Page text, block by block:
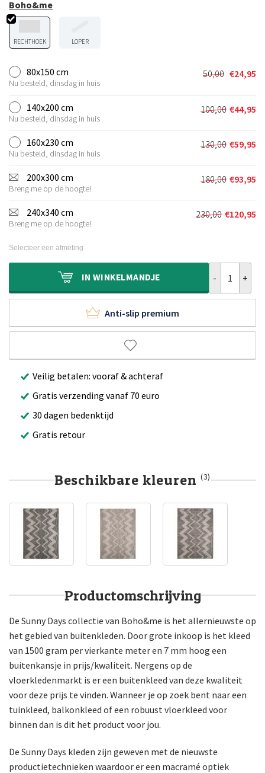
Boho&me
RECHTHOEK LOPER
80x150 cm
Nu besteld, dinsdag in huis
50,00
prijs
was:
€50,00.
€24,95
Huidige
prijs
is:
€24,95.
140x200 cm
Nu besteld, dinsdag in huis
100,00
prijs
was:
€100,00.
€44,95
Huidige
prijs
is:
€44,95.
160x230 cm
Nu besteld, dinsdag in huis
130,00
prijs
was:
€130,00.
€59,95
Huidige
prijs
is:
€59,95.
200x300 cm
Breng me op de hoogte!
180,00
prijs
was:
€180,00.
€93,95
Huidige
prijs
is:
€93,95.
240x340 cm
Breng me op de hoogte!
230,00 €120,95
Huidige
Selecteer een afmeting
IN WINKELMANDJE
Anti-slip premium
Veilig betalen: vooraf & achteraf
Gratis verzending vanaf 70 euro
30 dagen bedenktijd
Gratis retour
Beschikbare kleuren (3)
Productomschrijving
De Sunny Days collectie van Boho&me is het allernieuwste op
het gebied van buitenkleden. Door grote inkoop is het kleed
van 1500 gram per vierkante meter en 7 mm hoog een
buitenkansje in prijs/kwaliteit. Nergens op de
vloerkledenmarkt is er een buitenkleed van deze kwaliteit
voor deze prijs te vinden. Wanneer je op zoek bent naar een
tuinkleed, balkonkleed of een robuust vloerkleed voor
binnen dan is dit het product voor jou.
De Sunny Days kleden zijn geweven met de nieuwste
productietechnieken waardoor er een macramé optiek